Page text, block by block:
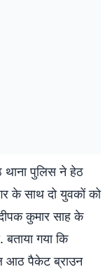
थाना पुलिस ने हेठ
के साथ दो युवकों को
दीपक कुमार साह के
गया कि
आठ पैकेट ब्राउन